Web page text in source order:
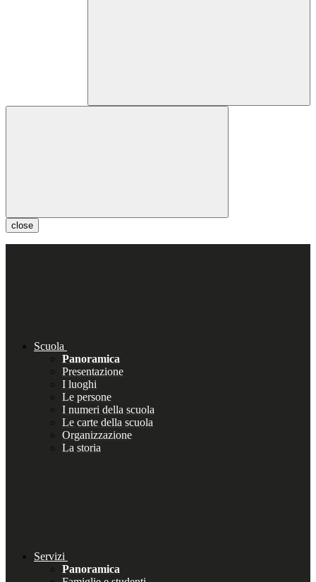
close
Scuola
Panoramica
Presentazione
I luoghi
Le persone
I numeri della scuola
Le carte della scuola
Organizzazione
La storia
Servizi
Panoramica